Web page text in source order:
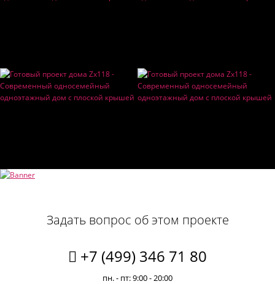
Задать вопрос об этом проекте
+7 (499) 346 71 80
пн. - пт: 9:00 - 20:00